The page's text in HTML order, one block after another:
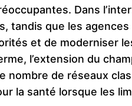
Dans
tandis que les
et de moderniser
l’extension du
nombre de réseaux
la santé lorsque les